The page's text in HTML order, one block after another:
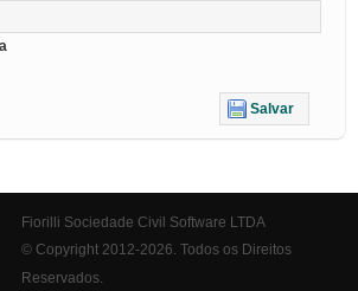
Salvar
Fiorilli Sociedade Civil Software LTDA
© Copyright 2012-2026. Todos os Direitos
Reservados.